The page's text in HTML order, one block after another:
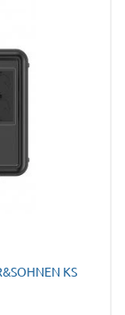
KS